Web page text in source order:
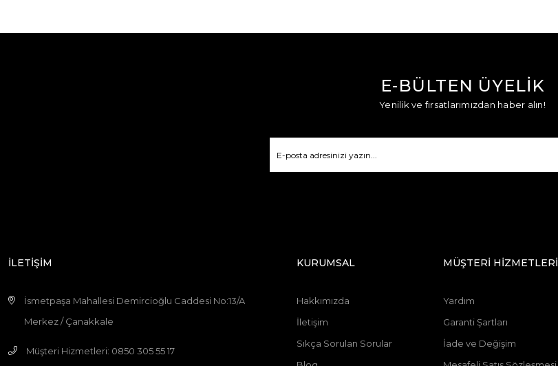
E-BÜLTEN ÜYELİK
Yenilik ve fırsatlarımızdan haber alın!
İLETİŞİM
İsmetpaşa Mahallesi Demircioğlu Caddesi No:13/A
Merkez / Çanakkale
Müşteri Hizmetleri: 0850 305 55 17
KURUMSAL
Hakkımızda
İletişim
Sıkça Sorulan Sorular
MÜŞTERİ HİZMETLERİ
Yardım
Garanti Şartları
İade ve Değişim